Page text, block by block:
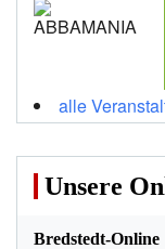
alle
Unsere
Bredstedt-Online